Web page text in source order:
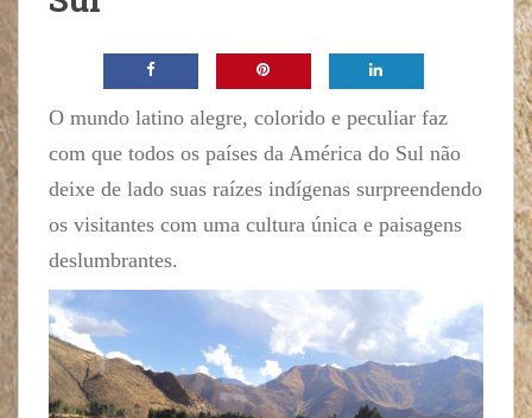
O mundo latino alegre, colorido e peculiar faz
com que todos os países da América do Sul não
deixe de lado suas raízes indígenas surpreendendo
os visitantes com uma cultura única e paisagens
deslumbrantes.